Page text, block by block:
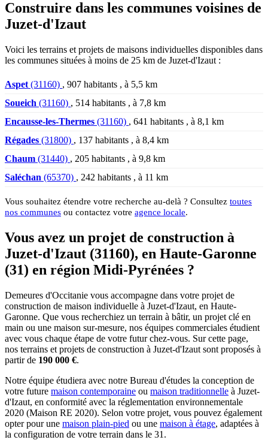
Construire dans les communes voisines de
Juzet-d'Izaut
Voici les terrains et projets de maisons individuelles disponibles dans
les communes situées à moins de 25 km de Juzet-d'Izaut :
Aspet (31160) , 907 habitants , à 5,5 km
Soueich (31160) , 514 habitants , à 7,8 km
Encausse-les-Thermes (31160) , 641 habitants , à 8,1 km
Régades (31800) , 137 habitants , à 8,4 km
Chaum (31440) , 205 habitants , à 9,8 km
Saléchan (65370) , 242 habitants , à 11 km
Vous souhaitez étendre votre recherche au-delà ? Consultez toutes
nos communes ou contactez votre agence locale.
Vous avez un projet de construction à
Juzet-d'Izaut (31160), en Haute-Garonne
(31) en région Midi-Pyrénées ?
Demeures d'Occitanie vous accompagne dans votre projet de
construction de maison individuelle à Juzet-d'Izaut, en Haute-
Garonne. Que vous recherchiez un terrain à bâtir, un projet clé en
main ou une maison sur-mesure, nos équipes commerciales étudient
avec vous chaque étape de votre futur chez-vous. Sur cette page,
nos terrains et projets de construction à Juzet-d'Izaut sont proposés à
partir de 190 000 €.
Notre équipe étudiera avec notre Bureau d'études la conception de
votre future maison contemporaine ou maison traditionnelle à Juzet-
d'Izaut, en conformité avec la réglementation environnementale
2020 (Maison RE 2020). Selon votre projet, vous pouvez également
opter pour une maison plain-pied ou une maison à étage, adaptées à
la configuration de votre terrain dans le 31.